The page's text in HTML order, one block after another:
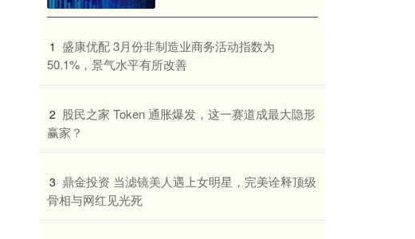
1 ​盛康优配 3月份非制造业商务活动指数为
50.1%，景气水平有所改善
2 ​股民之家 Token 通胀爆发，这一赛道成最大隐形
赢家？
3 ​鼎金投资 当滤镜美人遇上女明星，完美诠释顶级
骨相与网红见光死